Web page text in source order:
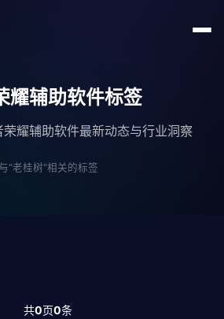
耀辅助软件标签
耀辅助软件最新动态与行业洞察
"老桂树"相关的标签
共0页0条